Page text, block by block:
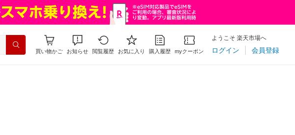
買い物かご お知らせ 閲覧履歴 お気に入り 購入履歴 myクーポン
ようこそ 楽天市場へ
ログイン 会員登録